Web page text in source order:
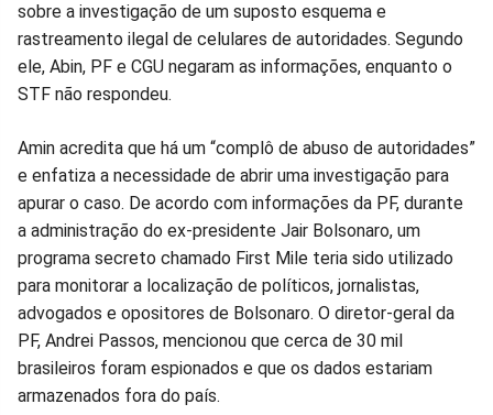
sobre a investigação de um suposto esquema e
rastreamento ilegal de celulares de autoridades. Segundo
ele, Abin, PF e CGU negaram as informações, enquanto o
STF não respondeu.
Amin acredita que há um “complô de abuso de autoridades”
e enfatiza a necessidade de abrir uma investigação para
apurar o caso. De acordo com informações da PF, durante
a administração do ex-presidente Jair Bolsonaro, um
programa secreto chamado First Mile teria sido utilizado
para monitorar a localização de políticos, jornalistas,
advogados e opositores de Bolsonaro. O diretor-geral da
PF, Andrei Passos, mencionou que cerca de 30 mil
brasileiros foram espionados e que os dados estariam
armazenados fora do país.